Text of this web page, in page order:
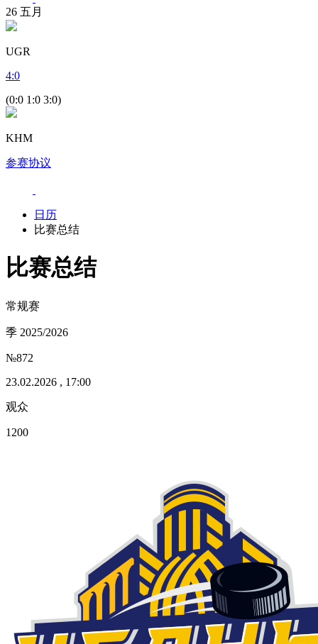
26 五月
UGR
4:0
(0:0 1:0 3:0)
KHM
参赛协议
日历
比赛总结
比赛总结
常规赛
季 2025/2026
№872
23.02.2026 , 17:00
观众
1200